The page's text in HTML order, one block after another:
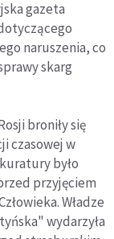
gazeta
naruszenia, co
skarg
broniły się
czasowej w
było
przyjęciem
Władze
wydarzyła